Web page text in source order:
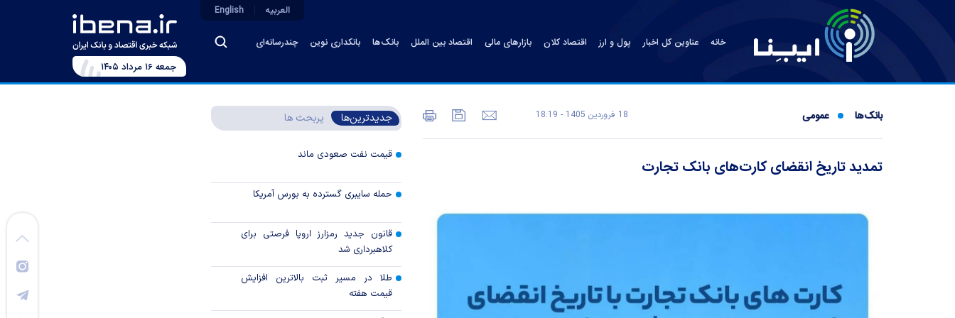
خانه عناوین کل اخبار پول و ارز اقتصاد کلان بازارهای مالی اقتصاد بین الملل بانک‌ها بانکداری نوین چندرسانه‌ای
العربیه English
جمعه ۱۶ مرداد ۱۴۰۵
بانک‌ها عمومی 18 فروردين 1405 - 18:19
تمدید تاریخ انقضای کارت‌های بانک تجارت
جدیدترین‌ها پربحث ها
قیمت نفت صعودی ماند
حمله سایبری گسترده به بورس آمریکا
قانون جدید رمزارز اروپا فرصتی برای
کلاهبرداری شد
طلا در مسیر ثبت بالاترین افزایش
قیمت هفته